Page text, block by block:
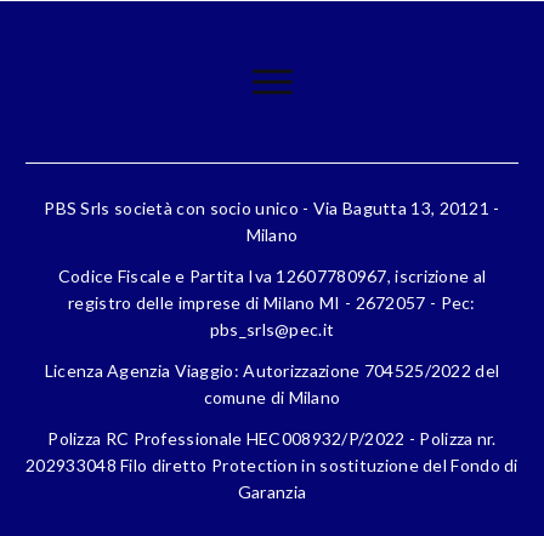
PBS Srls società con socio unico - Via Bagutta 13, 20121 -
Milano
Codice Fiscale e Partita Iva 12607780967, iscrizione al
registro delle imprese di Milano MI - 2672057 - Pec:
pbs_srls@pec.it
Licenza Agenzia Viaggio: Autorizzazione 704525/2022 del
comune di Milano
Polizza RC Professionale HEC008932/P/2022 - Polizza nr.
202933048 Filo diretto Protection in sostituzione del Fondo di
Garanzia